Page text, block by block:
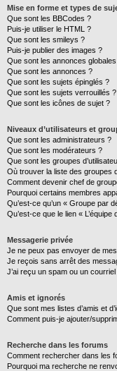
Mise en forme et types de
Que sont les BBCodes ?
Puis-je utiliser le HTML ?
Que sont les smileys ?
Puis-je publier des images ?
Que sont les annonces
Que sont les annonces ?
Que sont les sujets épinglés ?
Que sont les sujets verrouillés ?
Que sont les icônes de sujet ?
Niveaux d’utilisateurs et
Que sont les administrateurs ?
Que sont les modérateurs ?
Que sont les groupes
Où trouver la liste des groupes
Comment devenir chef de
Pourquoi certains membres
Qu’est-ce qu’un « Groupe par
Qu’est-ce que le lien « L’équipe
Messagerie privée
Je ne peux pas envoyer de
Je reçois sans arrêt des
J’ai reçu un spam ou un
Amis et ignorés
Que sont mes listes d’amis et
Comment puis-je ajouter/
Recherche dans les forums
Comment rechercher dans les
Pourquoi ma recherche ne